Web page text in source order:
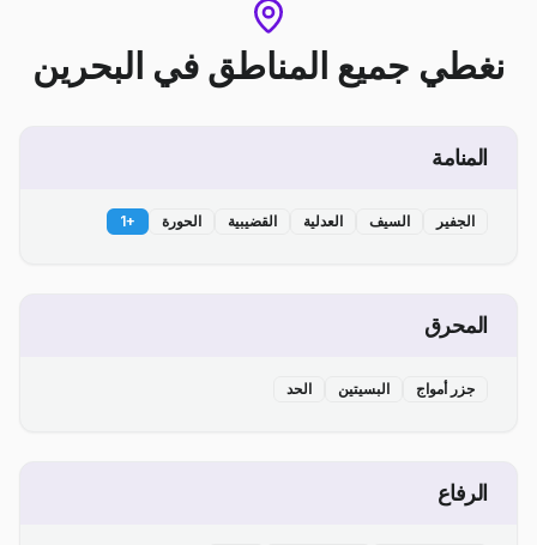
نغطي جميع المناطق في البحرين
المنامة
الجفير السيف العدلية القضيبية الحورة +
1
المحرق
جزر أمواج البسيتين الحد
الرفاع